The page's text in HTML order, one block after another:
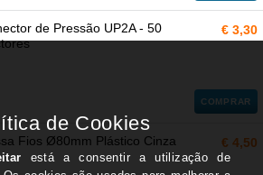
de Pressão UP2A - 50
€ 3,30
COMPRAR
Fios Ø80mm Plástico Cinza € 4,50